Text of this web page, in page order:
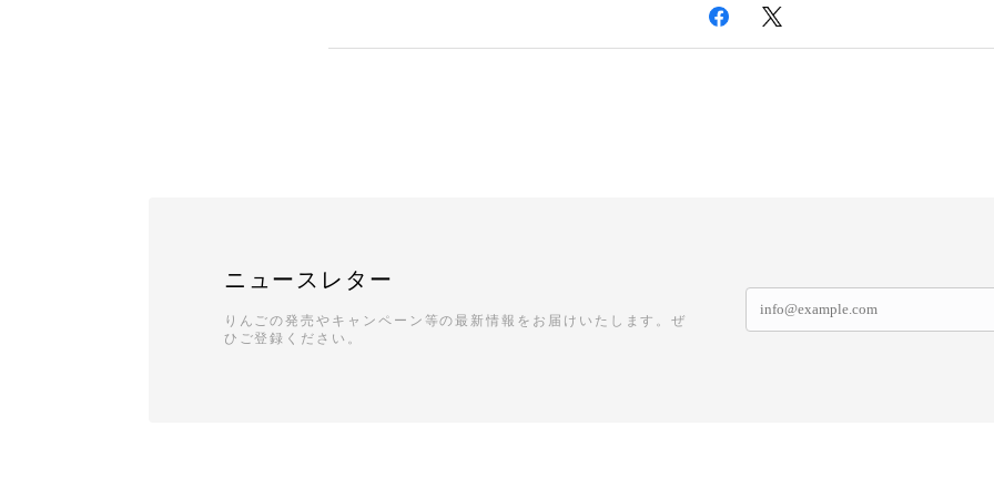
ニュースレター
りんごの発売やキャンペーン等の最新情報をお届けいたします。ぜ
ひご登録ください。